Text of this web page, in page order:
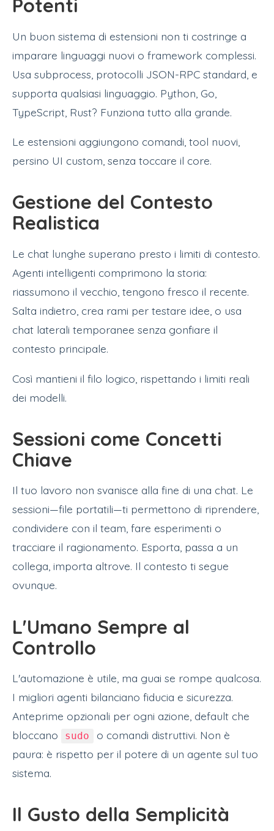
Potenti
Un buon sistema di estensioni non ti costringe a
imparare linguaggi nuovi o framework complessi.
Usa subprocess, protocolli JSON-RPC standard, e
supporta qualsiasi linguaggio. Python, Go,
TypeScript, Rust? Funziona tutto alla grande.
Le estensioni aggiungono comandi, tool nuovi,
persino UI custom, senza toccare il core.
Gestione del Contesto
Realistica
Le chat lunghe superano presto i limiti di contesto.
Agenti intelligenti comprimono la storia:
riassumono il vecchio, tengono fresco il recente.
Salta indietro, crea rami per testare idee, o usa
chat laterali temporanee senza gonfiare il
contesto principale.
Così mantieni il filo logico, rispettando i limiti reali
dei modelli.
Sessioni come Concetti
Chiave
Il tuo lavoro non svanisce alla fine di una chat. Le
sessioni—file portatili—ti permettono di riprendere,
condividere con il team, fare esperimenti o
tracciare il ragionamento. Esporta, passa a un
collega, importa altrove. Il contesto ti segue
ovunque.
L'Umano Sempre al
Controllo
L'automazione è utile, ma guai se rompe qualcosa.
I migliori agenti bilanciano fiducia e sicurezza.
Anteprime opzionali per ogni azione, default che
bloccano
sudo
o comandi distruttivi. Non è
paura: è rispetto per il potere di un agente sul tuo
sistema.
Il Gusto della Semplicità